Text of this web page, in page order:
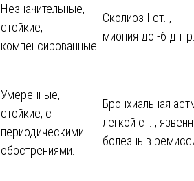
Незначительные,
стойкие,
компенсированные.
Сколиоз I ст. ,
миопия до -6
Умеренные,
стойкие, с
периодическими
обострениями.
Бронхиальная
легкой ст. ,
болезнь в